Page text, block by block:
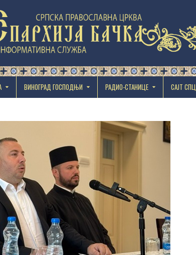
ВИНОГРАД ГОСПОДЊИ РАДИО-СТАНИЦЕ САЈТ СПЦ